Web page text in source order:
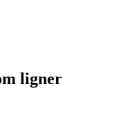
ligner